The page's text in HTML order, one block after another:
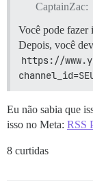
CaptainZac:
Você pode fazer
Depois, você
https://
Eu não sabia que
isso no Meta: RSS
8 curtidas